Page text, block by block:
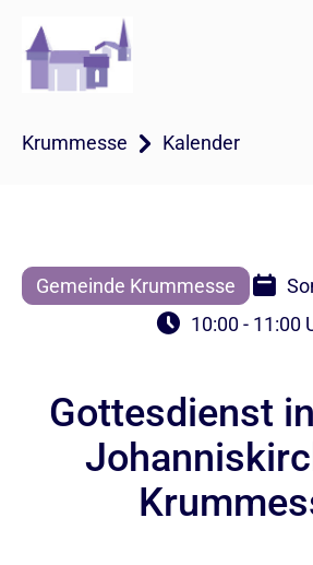
Krummesse Kalender
Gemeinde Krummesse
10:00 - 11:00
Gottesdienst